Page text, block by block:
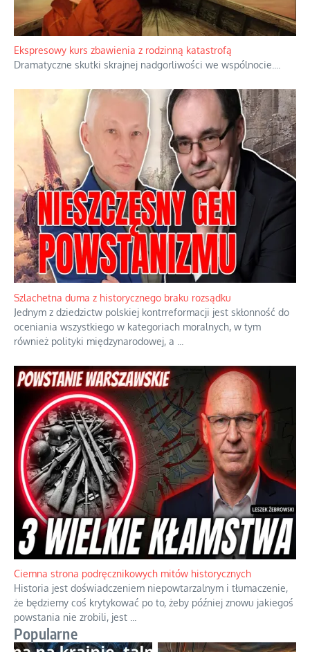
Ekspresowy kurs zbawienia z rodzinną katastrofą
Dramatyczne skutki skrajnej nadgorliwości we wspólnocie.
Szlachetna duma z historycznego braku rozsądku
Jednym z dziedzictw polskiej kontrreformacji jest skłonność do
oceniania wszystkiego w kategoriach moralnych, w tym
również polityki międzynarodowej, a
Ciemna strona podręcznikowych mitów historycznych
Historia jest doświadczeniem niepowtarzalnym i tłumaczenie,
że będziemy coś krytykować po to, żeby później znowu jakiegoś
powstania nie zrobili, jest
Popularne